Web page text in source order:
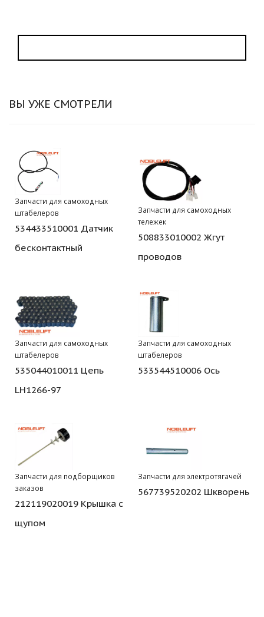
ВЫ УЖЕ СМОТРЕЛИ
Запчасти для самоходных
штабелеров
534433510001 Датчик
бесконтактный
Запчасти для самоходных
тележек
508833010002 Жгут
проводов
Запчасти для самоходных
штабелеров
535044010011 Цепь
LH1266-97
Запчасти для самоходных
штабелеров
533544510006 Ось
Запчасти для подборщиков
заказов
212119020019 Крышка с
щупом
Запчасти для электротягачей
567739520202 Шкворень